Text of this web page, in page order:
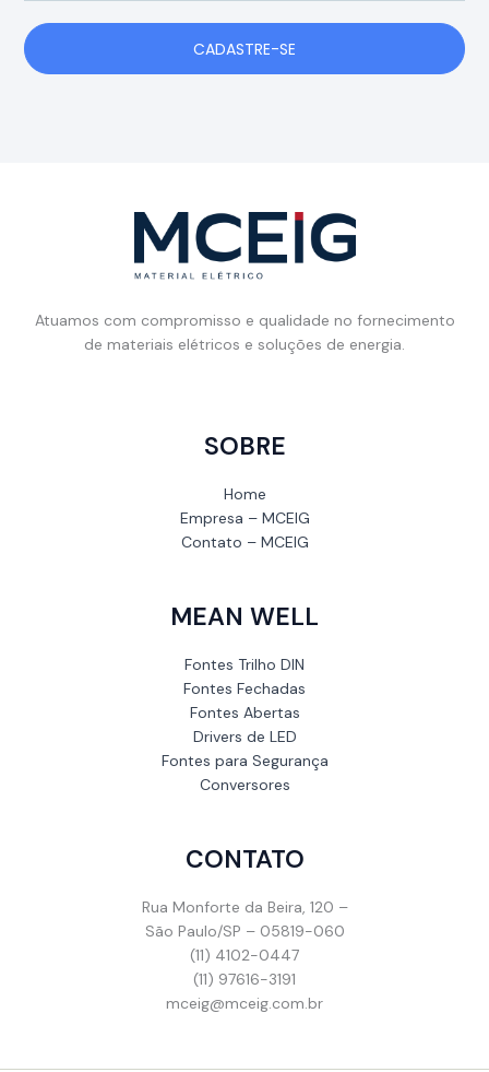
CADASTRE-SE
Atuamos com compromisso e qualidade no fornecimento
de materiais elétricos e soluções de energia.
SOBRE
Home
Empresa – MCEIG
Contato – MCEIG
MEAN WELL
Fontes Trilho DIN
Fontes Fechadas
Fontes Abertas
Drivers de LED
Fontes para Segurança
Conversores
CONTATO
Rua Monforte da Beira, 120 –
São Paulo/SP – 05819-060
(11) 4102-0447
(11) 97616-3191
mceig@mceig.com.br